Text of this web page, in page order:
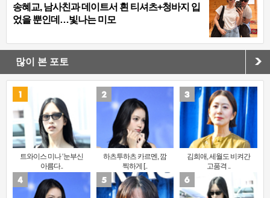
송혜교, 남사친과 데이트서 흰 티셔츠+청바지 입
었을 뿐인데…빛나는 미모
많이 본 포토
트와이스 미나 ‘눈부신
아름다..
하츠투하츠 카르멘, 깜
찍하게 [..
김희애, 세월도 비켜간
고품격 ..